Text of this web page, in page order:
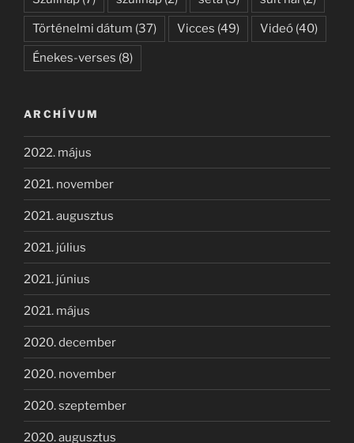
Történelmi dátum (37) Vicces (49) Videó (40)
Énekes-verses (8)
ARCHÍVUM
2022. május
2021. november
2021. augusztus
2021. július
2021. június
2021. május
2020. december
2020. november
2020. szeptember
2020. augusztus